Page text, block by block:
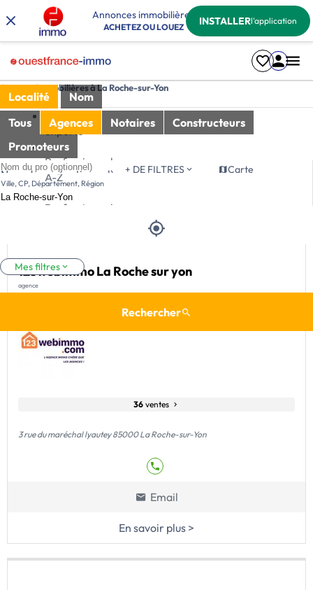
Annonces immobilières
ACHETEZ OU LOUEZ INSTALLERl'application
Agences immobilières à La Roche-sur-Yon
Tri
experts
Professionnel
A-Z
Professionnel
+ DE FILTRES Carte
Localité
Nom
Tous
Agences Notaires
Constructeurs
Promoteurs
Nom du pro (optionnel)
Ville, CP, Département, Région
Mes filtres
Rechercher
123webimmo La Roche sur yon
agence
36 ventes
3 rue du maréchal lyautey 85000 La Roche-sur-Yon
Email
En savoir plus >